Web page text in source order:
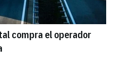
compra el operador